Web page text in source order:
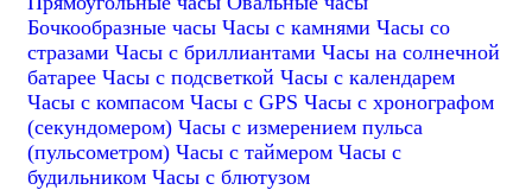
Бочкообразные часы Часы с камнями Часы со
стразами Часы с бриллиантами Часы на солнечной
батарее Часы с подсветкой Часы с календарем
Часы с компасом Часы с GPS Часы с хронографом
(секундомером) Часы с измерением пульса
(пульсометром) Часы с таймером Часы с
будильником Часы с блютузом